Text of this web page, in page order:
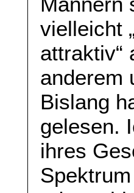
vielleicht
attraktiv“
anderem
Bislang
gelesen.
ihres